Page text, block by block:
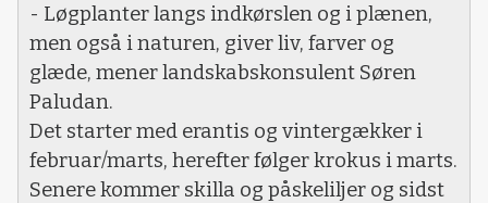
- Løgplanter langs indkørslen og i plænen,
men også i naturen, giver liv, farver og
glæde, mener landskabskonsulent Søren
Paludan.
Det starter med erantis og vintergækker i
februar/marts, herefter følger krokus i marts.
Senere kommer skilla og påskeliljer og sidst